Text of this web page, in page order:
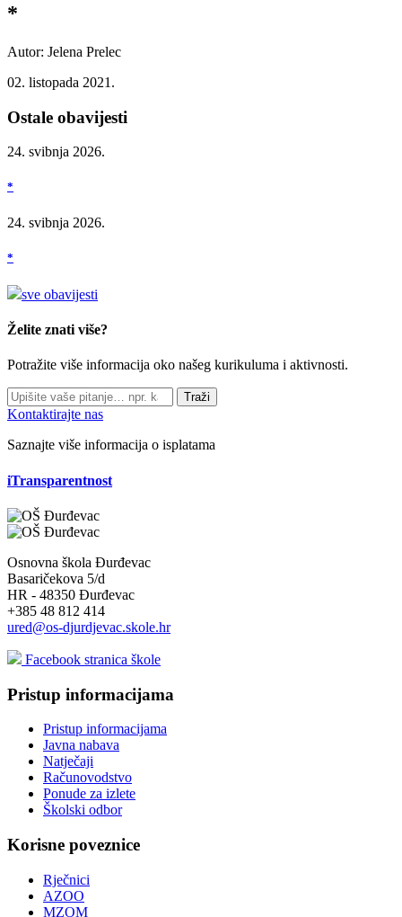
*
Autor: Jelena Prelec
02. listopada 2021.
Ostale obavijesti
24. svibnja 2026.
*
24. svibnja 2026.
*
sve obavijesti
Želite znati više?
Potražite više informacija oko našeg kurikuluma i aktivnosti.
Traži
Kontaktirajte nas
Saznajte više informacija o isplatama
iTransparentnost
Osnovna škola Đurđevac
Basaričekova 5/d
HR - 48350 Đurđevac
+385 48 812 414
ured@os-djurdjevac.skole.hr
Facebook stranica škole
Pristup informacijama
Pristup informacijama
Javna nabava
Natječaji
Računovodstvo
Ponude za izlete
Školski odbor
Korisne poveznice
Rječnici
AZOO
MZOM